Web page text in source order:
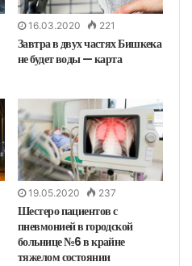
16.03.2020 221
Завтра в двух частях Бишкека
не будет воды — карта
19.05.2020 237
Шестеро пациентов с
пневмонией в городской
больнице №6 в крайне
тяжелом состоянии